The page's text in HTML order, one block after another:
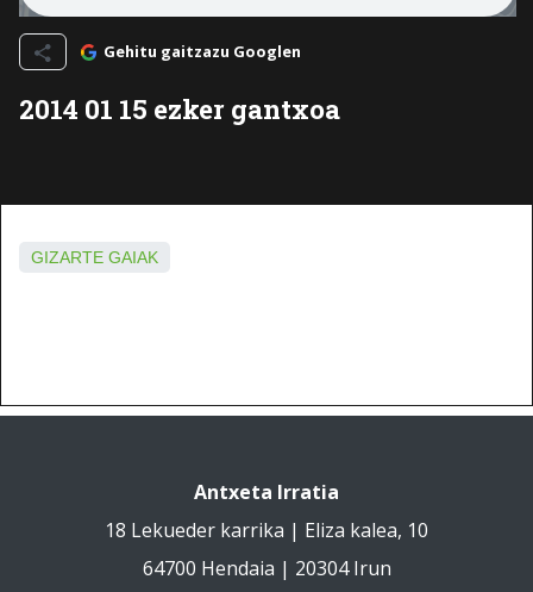
Gehitu gaitzazu Googlen
2014 01 15 ezker gantxoa
GIZARTE GAIAK
Antxeta Irratia
18 Lekueder karrika | Eliza kalea, 10
64700 Hendaia | 20304 Irun